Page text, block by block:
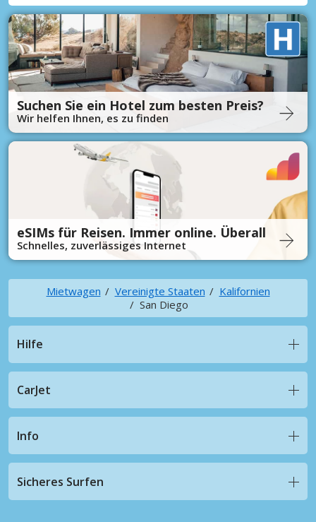
Suchen Sie ein Hotel zum besten Preis?
Wir helfen Ihnen, es zu finden
eSIMs für Reisen. Immer online. Überall
Schnelles, zuverlässiges Internet
Mietwagen Vereinigte Staaten
Kalifornien
San Diego
Hilfe
CarJet
Info
Sicheres Surfen